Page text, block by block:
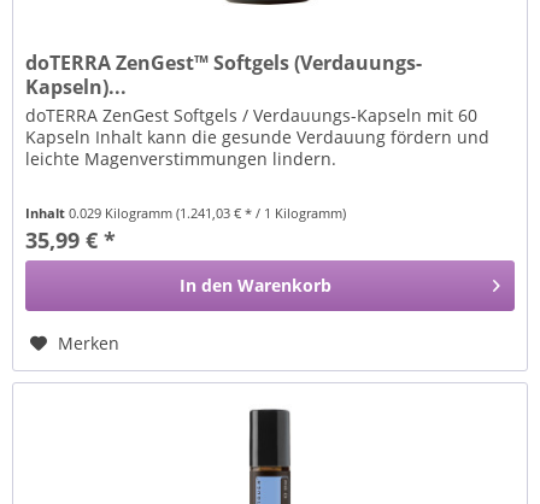
doTERRA ZenGest™ Softgels (Verdauungs-
Kapseln)...
doTERRA ZenGest Softgels / Verdauungs-Kapseln mit 60
Kapseln Inhalt kann die gesunde Verdauung fördern und
leichte Magenverstimmungen lindern.
Inhalt0.029 Kilogramm(1.241,03 € * / 1 Kilogramm)
35,99 € *
In den Warenkorb
Merken